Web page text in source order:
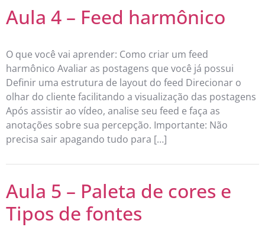
Aula 4 – Feed harmônico
O que você vai aprender: Como criar um feed
harmônico Avaliar as postagens que você já possui
Definir uma estrutura de layout do feed Direcionar o
olhar do cliente facilitando a visualização das postagens
Após assistir ao vídeo, analise seu feed e faça as
anotações sobre sua percepção. Importante: Não
precisa sair apagando tudo para […]
Aula 5 – Paleta de cores e
Tipos de fontes